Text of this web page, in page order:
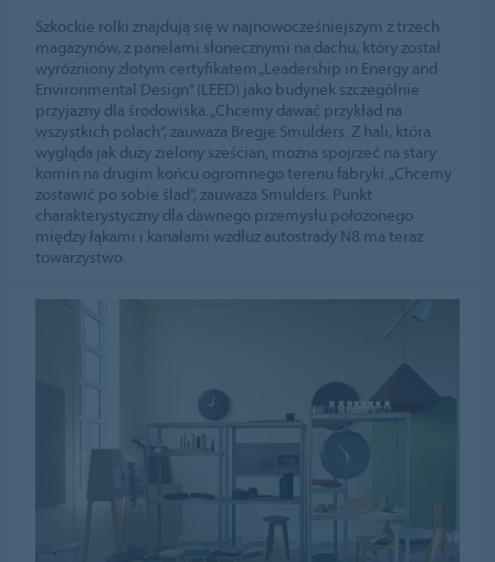
Szkockie rolki znajdują się w najnowocześniejszym z trzech
magazynów, z panelami słonecznymi na dachu, który został
wyróżniony złotym certyfikatem „Leadership in Energy and
Environmental Design” (LEED) jako budynek szczególnie
przyjazny dla środowiska. „Chcemy dawać przykład na
wszystkich polach”, zauważa Bregje Smulders. Z hali, która
wygląda jak duży zielony sześcian, można spojrzeć na stary
komin na drugim końcu ogromnego terenu fabryki. „Chcemy
zostawić po sobie ślad”, zauważa Smulders. Punkt
charakterystyczny dla dawnego przemysłu położonego
między łąkami i kanałami wzdłuż autostrady N8 ma teraz
towarzystwo.